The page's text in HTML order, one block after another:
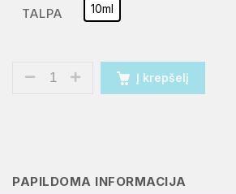
TALPA 10ml
Į krepšelį
PAPILDOMA INFORMACIJA